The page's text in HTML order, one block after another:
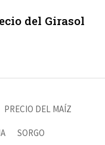
del Girasol
PRECIO DEL MAÍZ
SORGO